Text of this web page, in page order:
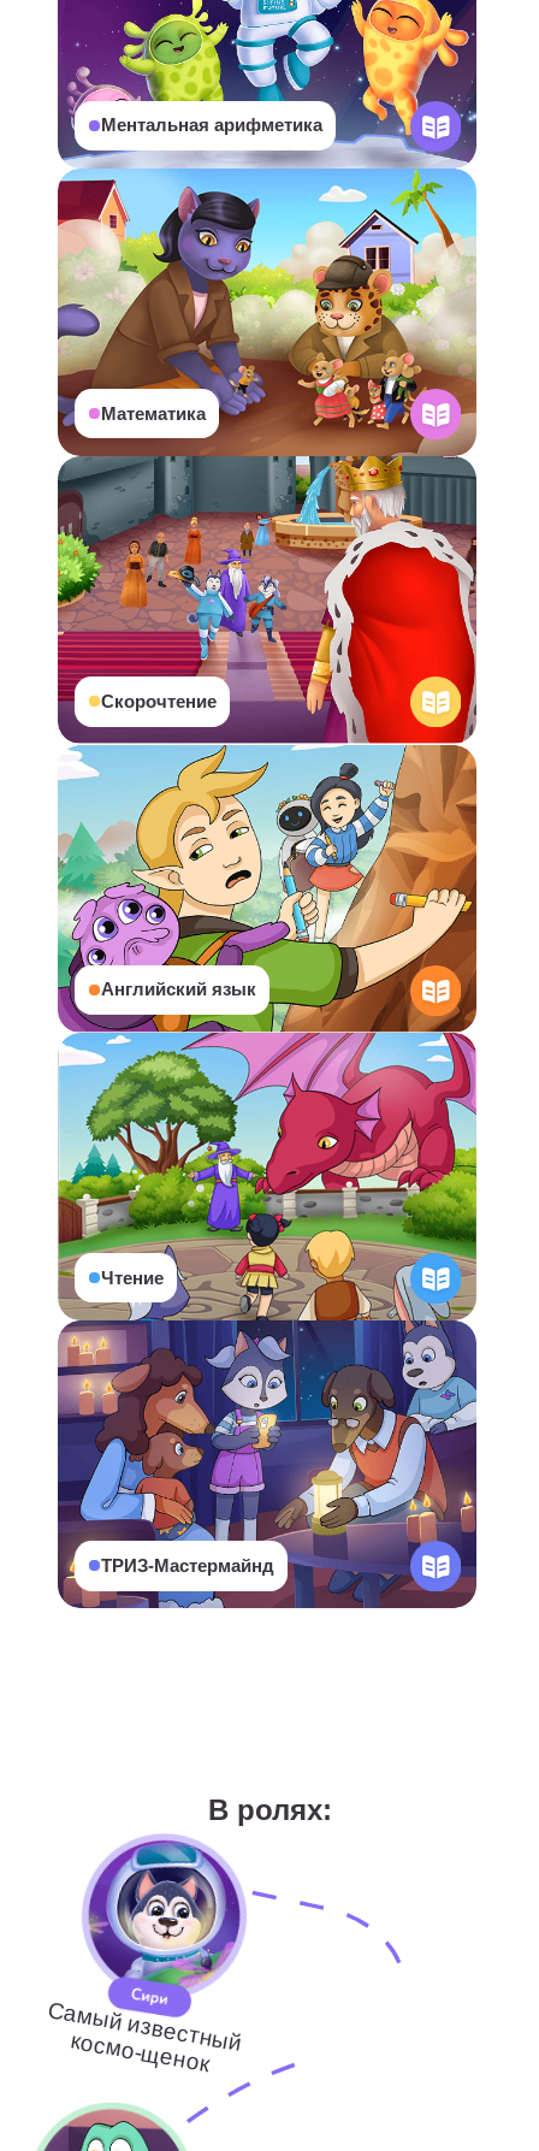
О
тличница по английскому
Опасный злодей
Наши педагоги
Стульба Мария
3 года опыта
От педагога:
Я отзывчивая и доброжелательная,
создаю на уроке атмосферу
уверенности и спокойствия, чтобы
ребенок раскрывался и с интересом
учился. Приглашаю вас на занятия!
Атрощенко
Мария
10 лет опыта
От педагога:
Я логопед-дефектолог с опытом более
10 лет. Работаю с индивидуальным
подходом, делая занятия
интересными и эффективными, чтобы
ребёнок развивался с удовольствием
и результатом. Постоянно повышаю
квалификацию и использую
современные методики.
Ларионова
Виктория
7 лет опыта
От педагога:
Я 9 лет работаю с детьми и имею
высшее педагогическое образование.
Для меня важно создать на занятиях
безопасную и комфортную
атмосферу, где ребёнок чувствует
поддержку и веру в свои силы. Я
помогаю детям преодолевать
трудности и учиться с уверенностью
и радостью.
Сухарева Анна
7 лет опыта
От педагога:
Я люблю детей и искренне стараюсь
делиться с ними знаниями и опытом,
Ахадова Саадат
4 года опыта
От педагога:
Я педагог и психолог с 10-летним
опытом. Помогаю детям поверить в
себя, раскрыть потенциал и учиться в
атмосфере поддержки и
безопасности. На занятиях использую
интересные, нестандартные подходы,
чтобы обучение было живым и
эффективным.
?
?
?
?
?